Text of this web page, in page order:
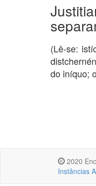
(Lê-se:
do iníquo; o
2020
Instâncias